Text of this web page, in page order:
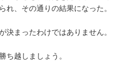
れ、その通りの結果になった。
決まったわけではありません。
ち越しましょう。